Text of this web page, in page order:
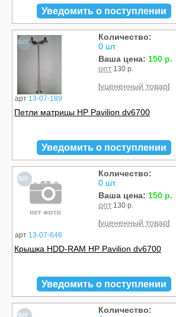
Уведомить о поступлении
Б/У
арт 13-07-189
Количество:
0 шт.
Ваша цена: 150 р.
опт 130 р.
[уцененный товар]
Петли матрицы HP Pavilion dv6700
Уведомить о поступлении
Б/У
арт 13-07-646
Количество:
0 шт.
Ваша цена: 150 р.
опт 130 р.
[уцененный товар]
Крышка HDD-RAM HP Pavilion dv6700
Уведомить о поступлении
Б/У
Количество: